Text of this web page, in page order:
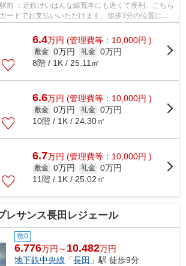
前 ：近鉄けいはんな線荒本にも近くて便利。こちら
ードでお支払いいただけます。徒歩3分の位置に駅
はマンション...
6.4万円 (管理費等：10,000円 )
敷金 0万円 礼金 0万円
8階 / 1K / 25.11㎡
6.6万円 (管理費等：10,000円 )
敷金 0万円 礼金 0万円
10階 / 1K / 24.30㎡
6.7万円 (管理費等：10,000円 )
敷金 0万円 礼金 0万円
11階 / 1K / 25.02㎡
レサンス長田レジェール
敷0
6.776万円～ 10.482万円
地下鉄中央線 「長田 」駅 徒歩9分